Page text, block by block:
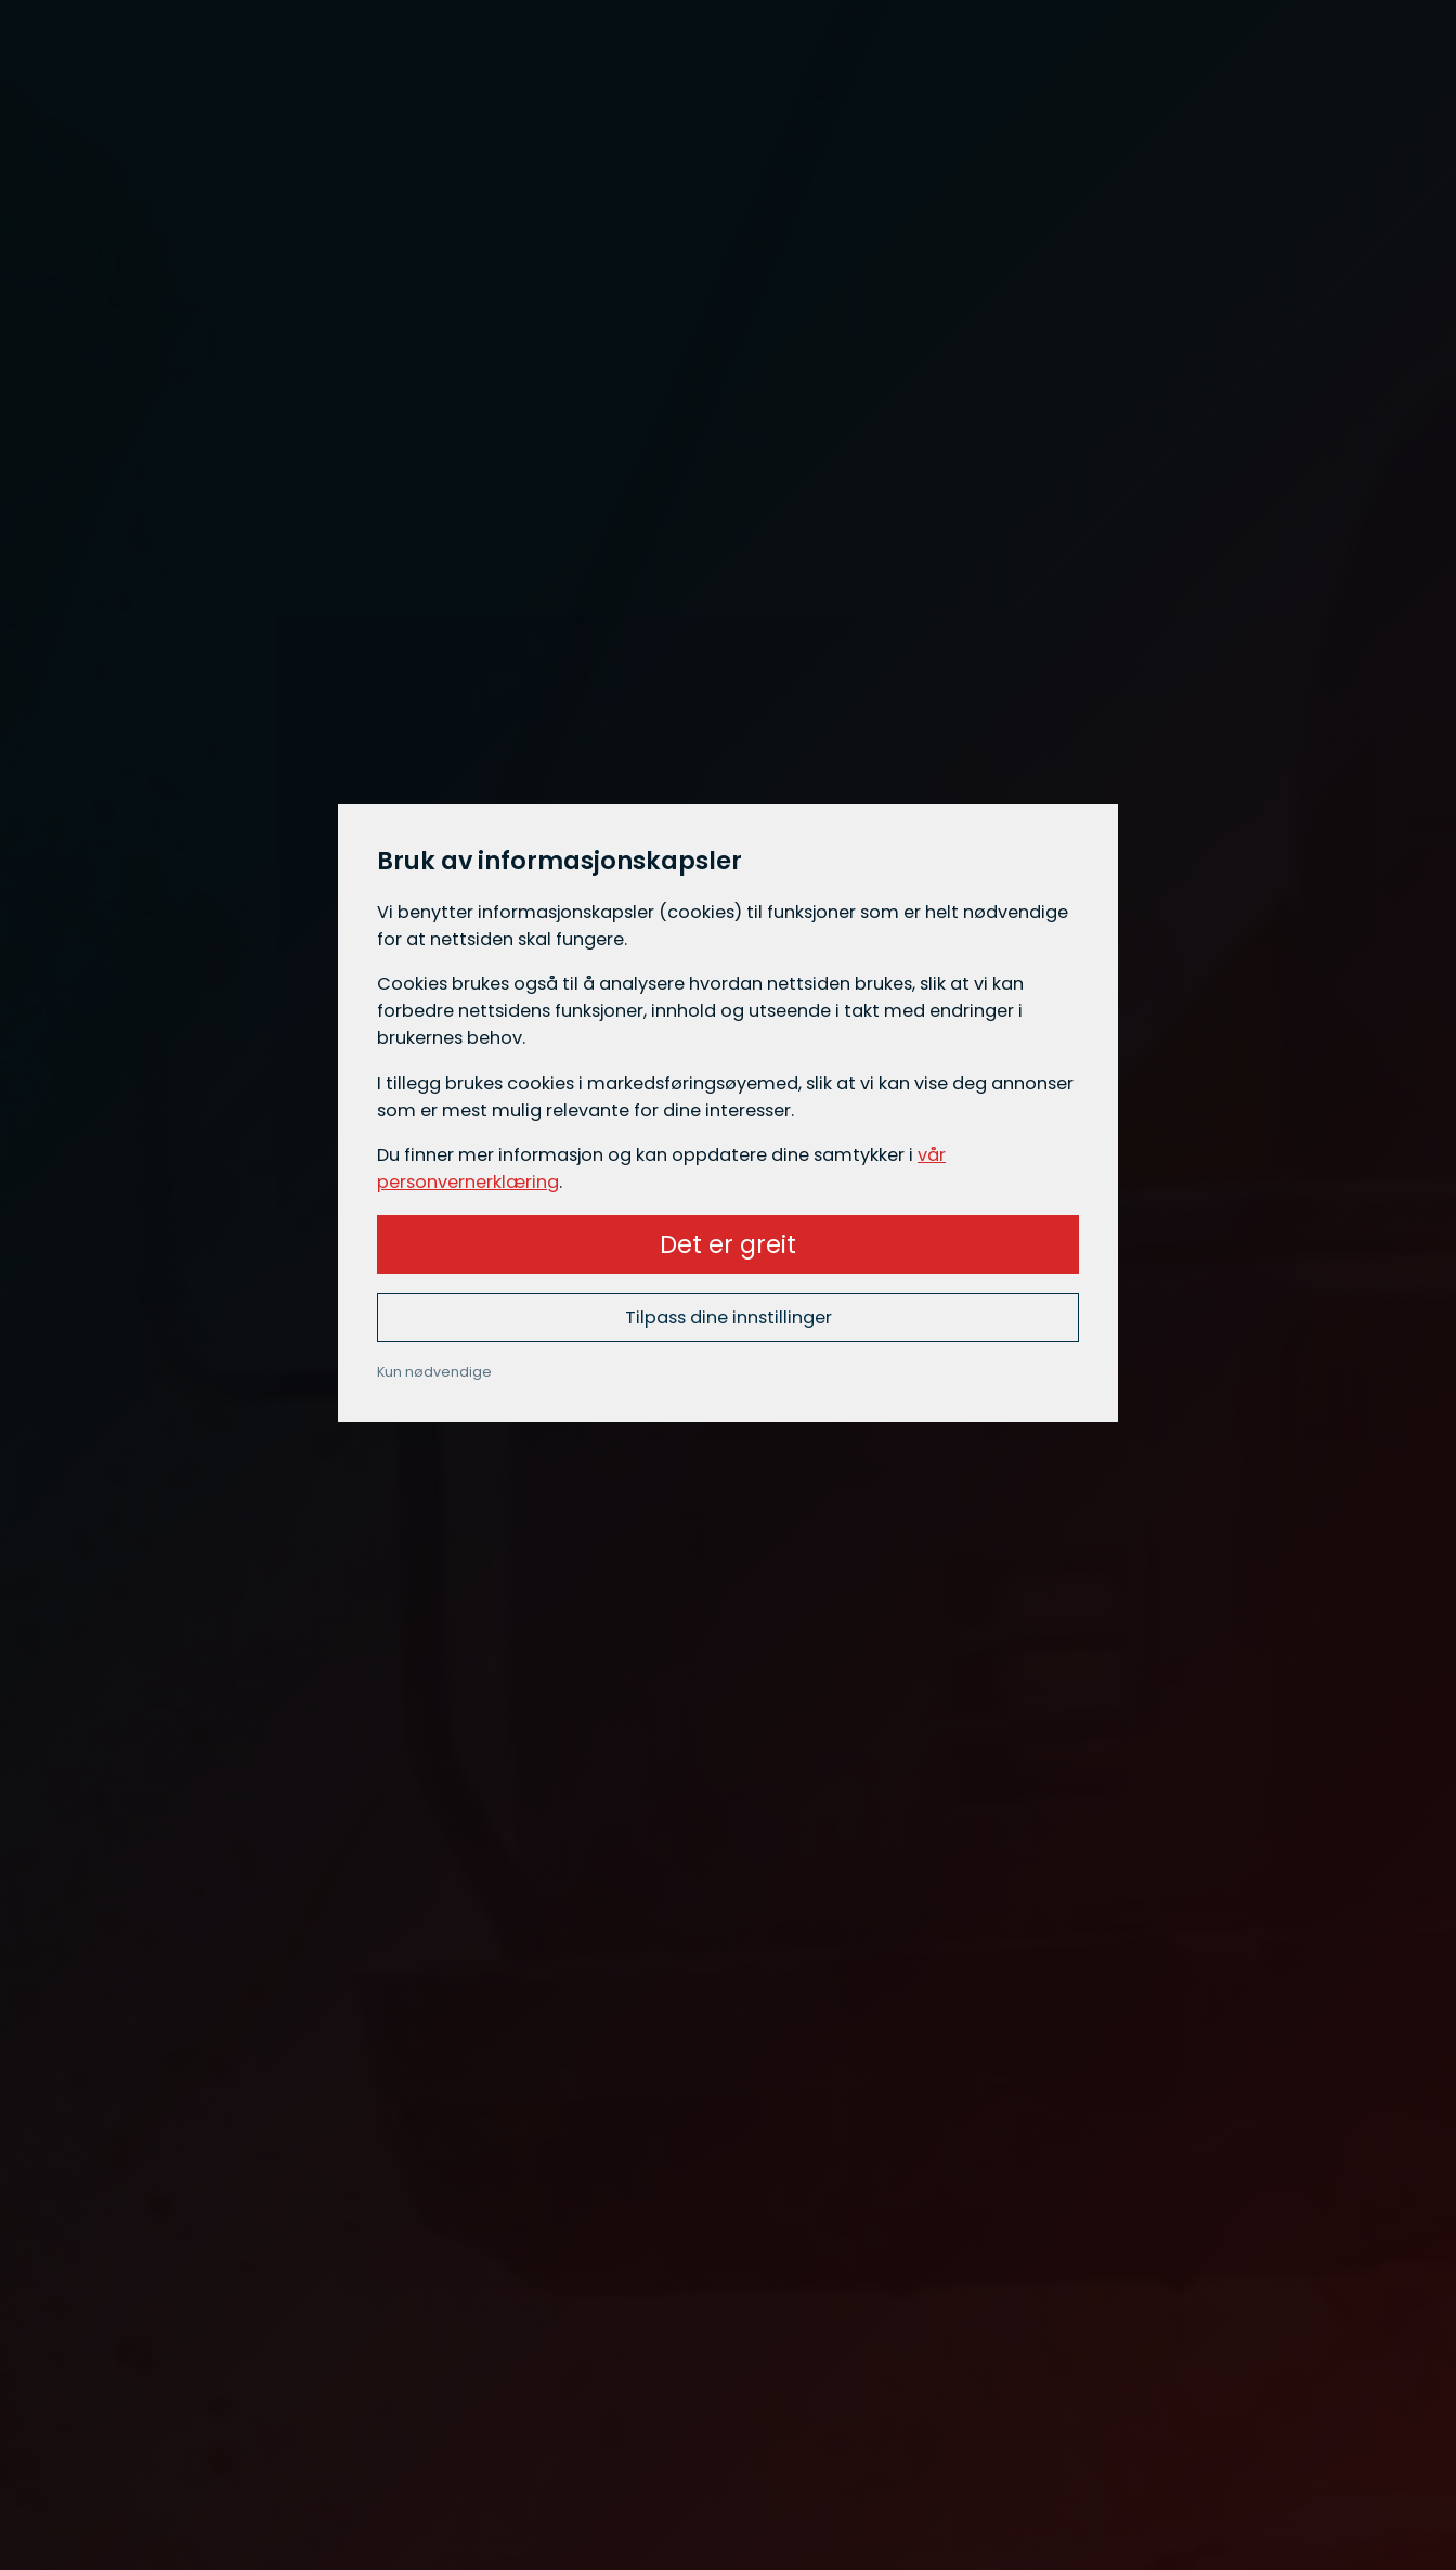
Bruk av informasjonskapsler
Vi benytter informasjons­kapsler (cookies) til funksjoner som er helt nødvendige
for at nettsiden skal fungere.
Cookies brukes også til å analysere hvordan nettsiden brukes, slik at vi kan
forbedre nettsidens funksjoner, innhold og utseende i takt med endringer i
brukernes behov.
I tillegg brukes cookies i markedsførings­øyemed, slik at vi kan vise deg annonser
som er mest mulig relevante for dine interesser.
Du finner mer informasjon og kan oppdatere dine samtykker i vår
personvernerklæring.
Det er greit
Tilpass dine innstillinger
Kun nødvendige